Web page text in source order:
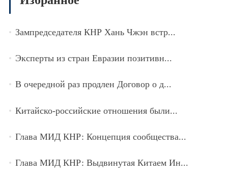
Зампредседателя КНР Хань Чжэн встр...
Эксперты из стран Евразии позитивн...
В очередной раз продлен Договор о д...
Китайско-российские отношения были...
Глава МИД КНР: Концепция сообщества...
Глава МИД КНР: Выдвинутая Китаем Ин...